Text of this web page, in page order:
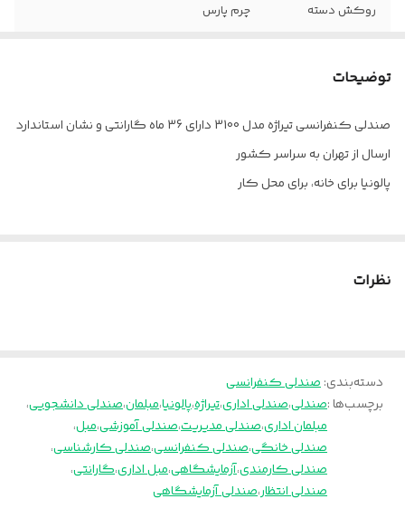
روکش دسته چرم پارس
فوم سرد
ضمانت 36 ماه
توضیحات
صندلی کنفرانسی تیراژه مدل 3100 دارای 36 ماه گارانتی و نشان استاندارد
ارسال از تهران به سراسر کشور
پالونیا برای خانه، برای محل کار
نظرات
دسته‌بندی:صندلی کنفرانسی
برچسب‌ها :صندلی،صندلی اداری،تیراژه،پالونیا،مبلمان،صندلی دانشجویی،
مبلمان اداری،صندلی مدیریت،صندلی آموزشی،مبل،
صندلی خانگی،صندلی کنفرانسی،صندلی کارشناسی،
صندلی کارمندی،آزمایشگاهی،مبل اداری،گارانتی،
صندلی انتظار،صندلی آزمایشگاهی